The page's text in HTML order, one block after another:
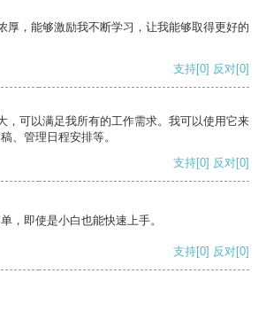
厚，能够激励我不断学习，让我能够取得更好的
支持[0] 反对[0]
，可以满足我所有的工作需求。我可以使用它来
、管理日程安排等。
支持[0] 反对[0]
，即使是小白也能快速上手。
支持[0] 反对[0]